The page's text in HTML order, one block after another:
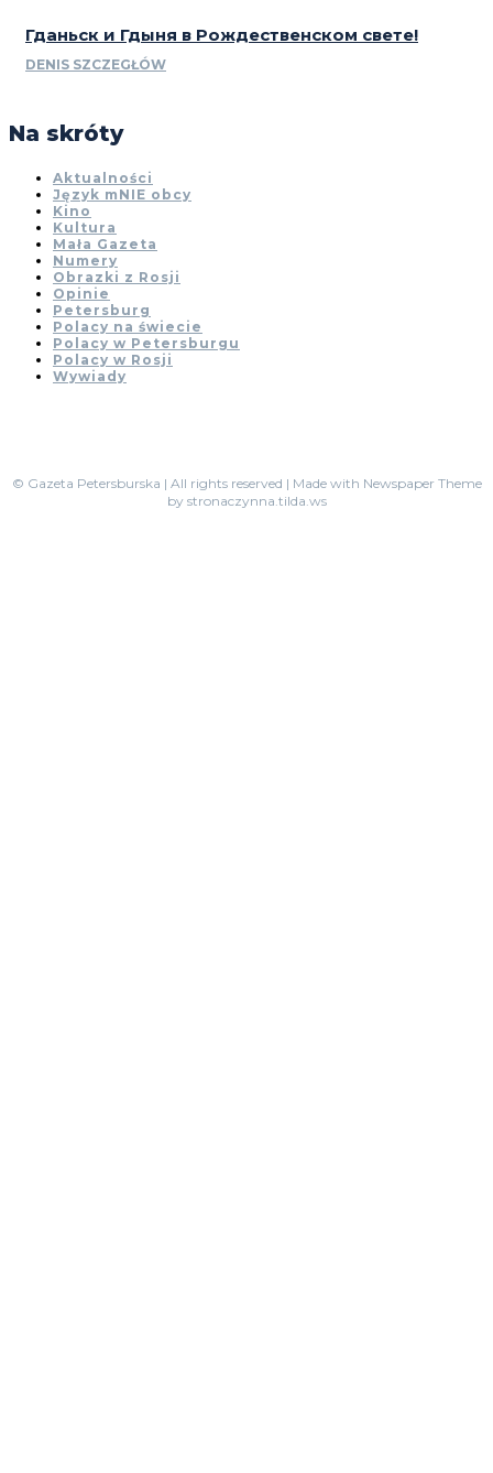
Гданьск и Гдыня в Рождественском свете!
DENIS SZCZEGŁÓW
Na skróty
Aktualności
Język mNIE obcy
Kino
Kultura
Mała Gazeta
Numery
Obrazki z Rosji
Opinie
Petersburg
Polacy na świecie
Polacy w Petersburgu
Polacy w Rosji
Wywiady
© Gazeta Petersburska | All rights reserved | Made with Newspaper Theme
by stronaczynna.tilda.ws